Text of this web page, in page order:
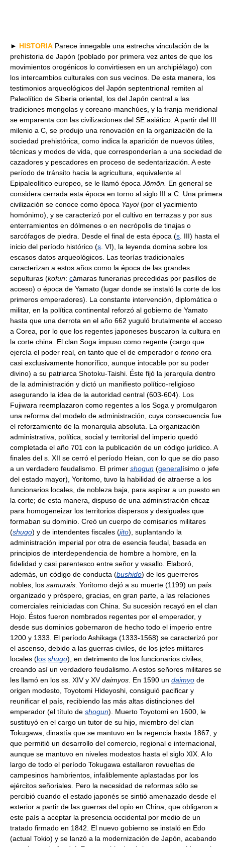
► HISTORIA Parece innegable una estrecha vinculación de la
prehistoria de Japón (poblado por primera vez antes de que los
movimientos orogénicos lo convirtiesen en un archipiélago) con
los intercambios culturales con sus vecinos. De esta manera, los
testimonios arqueológicos del Japón septentrional remiten al
Paleolítico de Siberia oriental, los del Japón central a las
tradiciones mongolas y coreano-manchúes, y la franja meridional
se emparenta con las civilizaciones del SE asiático. A partir del III
milenio a C, se produjo una renovación en la organización de la
sociedad prehistórica, como indica la aparición de nuevos útiles,
técnicas y modos de vida, que corresponderían a una sociedad de
cazadores y pescadores en proceso de sedentarización. A este
período de tránsito hacia la agricultura, equivalente al
Epipaleolítico europeo, se le llamó época Jōmōn. En general se
considera cerrada esta época en torno al siglo III a C. Una primera
civilización se conoce como época Yayoi(por el yacimiento
homónimo), y se caracterizó por el cultivo en terrazas y por sus
enterramientos en dólmenes o en necrópolis de tinajas o
sarcófagos de piedra. Desde el final de esta época (s. III) hasta el
inicio del período histórico (s. VI), la leyenda domina sobre los
escasos datos arqueológicos. Las teorías tradicionales
caracterizan a estos años como la época de las grandes
sepulturas (kofun: cámaras funerarias precedidas por pasillos de
acceso) o época de Yamato (lugar donde se instaló la corte de los
primeros emperadores). La constante intervención, diplomática o
militar, en la política continental reforzó al gobierno de Yamato
hasta que una derrota en el año 662 yuguló brutalmente el acceso
a Corea, por lo que los regentes japoneses buscaron la cultura en
la corte china. El clan Soga impuso como regente (cargo que
ejercía el poder real, en tanto que el de emperador o tenno era
casi exclusivamente honorífico, aunque intocable por su poder
divino) a su patriarca Shotoku-Taishi. Éste fijó la jerarquía dentro
de la administración y dictó un manifiesto político-religioso
asegurando la idea de la autoridad central (603-604). Los
Fujiwara reemplazaron como regentes a los Soga y promulgaron
una reforma del modelo de administración, cuya consecuencia fue
el reforzamiento de la monarquía absoluta. La organización
administrativa, política, social y territorial del imperio quedó
completada el año 701 con la publicación de un código jurídico. A
finales del s. XII se cerró el período Heian, con lo que se dio paso
a un verdadero feudalismo. El primer shogun (generalísimo o jefe
del estado mayor), Yoritomo, tuvo la habilidad de atraerse a los
funcionarios locales, de nobleza baja, para aspirar a un puesto en
la corte; de esta manera, dispuso de una administración eficaz
para homogeneizar los territorios dispersos y desiguales que
formaban su dominio. Creó un cuerpo de comisarios militares
(shugo) y de intendentes fiscales (jito), suplantando la
administración imperial por otra de esencia feudal, basada en
principios de interdependencia de hombre a hombre, en la
fidelidad y casi parentesco entre señor y vasallo. Elaboró,
además, un código de conducta (bushido) de los guerreros
nobles, los samurais. Yoritomo dejó a su muerte (1199) un país
organizado y próspero, gracias, en gran parte, a las relaciones
comerciales reiniciadas con China. Su sucesión recayó en el clan
Hojo. Éstos fueron nombrados regentes por el emperador, y
desde sus dominios gobernaron de hecho todo el imperio entre
1200 y 1333. El período Ashikaga (1333-1568) se caracterizó por
el ascenso, debido a las guerras civiles, de los jefes militares
locales (los shugo), en detrimento de los funcionarios civiles,
creando así un verdadero feudalismo. A estos señores militares se
les llamó en los ss. XIV y XVdaimyos. En 1590 un daimyo de
origen modesto, Toyotomi Hideyoshi, consiguió pacificar y
reunificar el país, recibiendo las más altas distinciones del
emperador (el título de shogun). Muerto Toyotomi en 1600, le
sustituyó en el cargo un tutor de su hijo, miembro del clan
Tokugawa, dinastía que se mantuvo en la regencia hasta 1867, y
que permitió un desarrollo del comercio, regional e internacional,
aunque se mantuvo en niveles modestos hasta el siglo XIX. A lo
largo de todo el período Tokugawa estallaron revueltas de
campesinos hambrientos, infaliblemente aplastadas por los
ejércitos señoriales. Pero la necesidad de reformas sólo se
percibió cuando el estado japonés se sintió amenazado desde el
exterior a partir de las guerras del opio en China, que obligaron a
este país a aceptar la presencia occidental por medio de un
tratado firmado en 1842. El nuevo gobierno se instaló en Edo
(actual Tokio) y se lanzó a la modernización de Japón, acabando